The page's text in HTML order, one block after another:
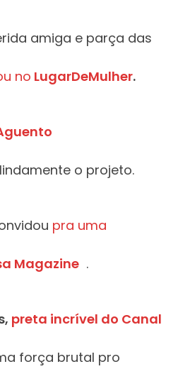
amiga e parça das
no LugarDeMulher.
o projeto.
pra uma
Magazine .
preta incrível do Canal
força brutal pro